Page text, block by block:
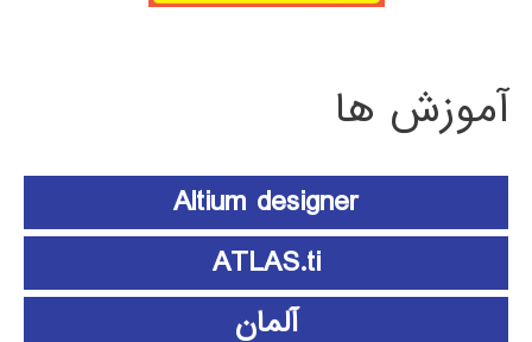
آموزش ها
Altium designer
ATLAS.ti
آلمان